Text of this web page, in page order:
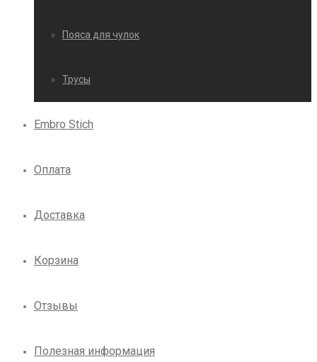
Пояса для чулок
Трусы
Embro Stich
Оплата
Доставка
Корзина
Отзывы
Полезная информация